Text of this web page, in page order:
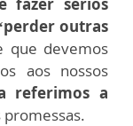
outras
que devemos
aos nossos
referimos a
promessas.